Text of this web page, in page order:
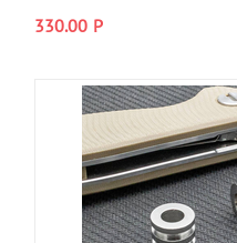
330.00 Р